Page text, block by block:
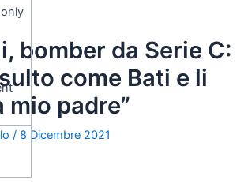
bomber da Serie C:
come Bati e li
mio padre”
/ 8 Dicembre 2021